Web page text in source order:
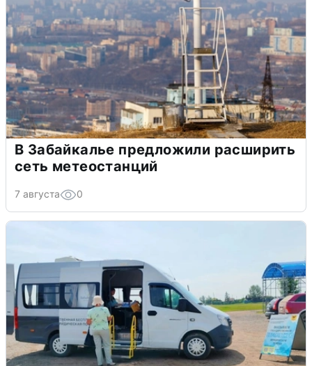
В Забайкалье предложили расширить
сеть метеостанций
7 августа 0